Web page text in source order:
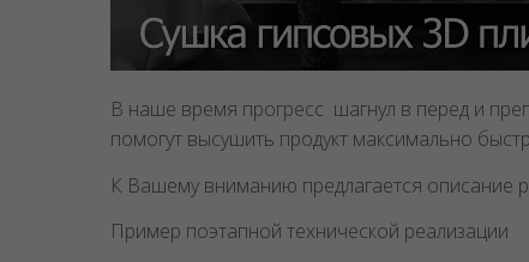
В наше время прогресс шагнул в перед и
помогут высушить продукт максимально
К Вашему вниманию предлагается описание
Пример поэтапной технической реализации